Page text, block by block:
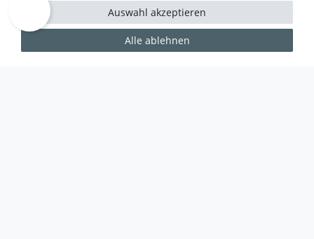
Alle ablehnen
Auswahl akzeptieren